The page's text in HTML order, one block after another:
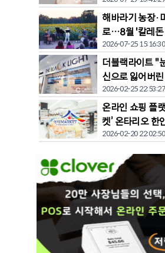
해바라기 농장·
로…8월 '칼레돈
벌' 개막
2026-07-25 15:16:30
더블랙라이트 "
신으로 잃어버
찾다"
2026-02-25 22:53:27
온라인 쇼핑 플
켓’ 온타리오 한
화 바꾼다
2026-02-20 22:02:50